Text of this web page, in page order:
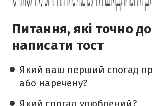
Питання, які точно
написати тост
Який ваш перший спогад
або наречену?